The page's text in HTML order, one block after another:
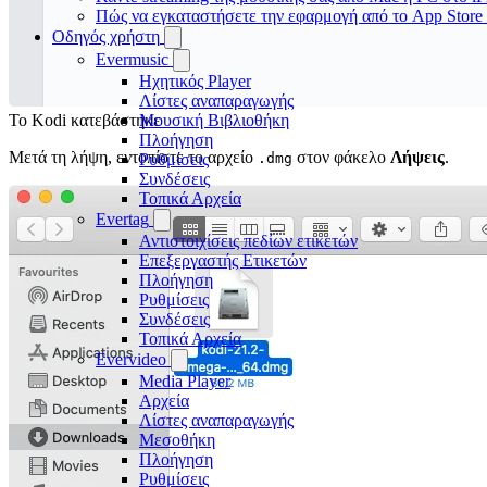
Πώς να εγκαταστήσετε την εφαρμογή από το App Store
Οδηγός χρήστη
Evermusic
Ηχητικός Player
Λίστες αναπαραγωγής
Μουσική Βιβλιοθήκη
Πλοήγηση
Ρυθμίσεις
Συνδέσεις
Τοπικά Αρχεία
Evertag
Αντιστοιχίσεις πεδίων ετικετών
Επεξεργαστής Ετικετών
Πλοήγηση
Ρυθμίσεις
Συνδέσεις
Τοπικά Αρχεία
Evervideo
Media Player
Αρχεία
Λίστες αναπαραγωγής
Μεσοθήκη
Πλοήγηση
Ρυθμίσεις
Το Kodi κατεβάστηκε
Μετά τη λήψη, εντοπίστε το αρχείο .dmg στον φάκελο Λήψεις.